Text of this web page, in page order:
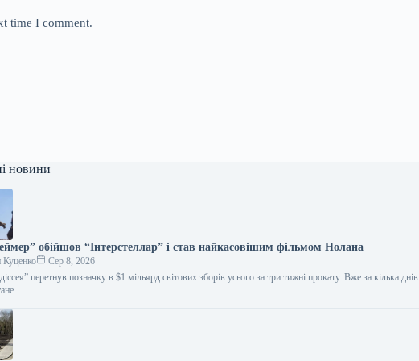
time I comment.
новини
обійшов “Інтерстеллар” і став найкасовішим фільмом Нолана
Куценко
Сер 8, 2026
перетнув позначку в $1 мільярд світових зборів усього за три тижні прокату. Вже за кілька днів